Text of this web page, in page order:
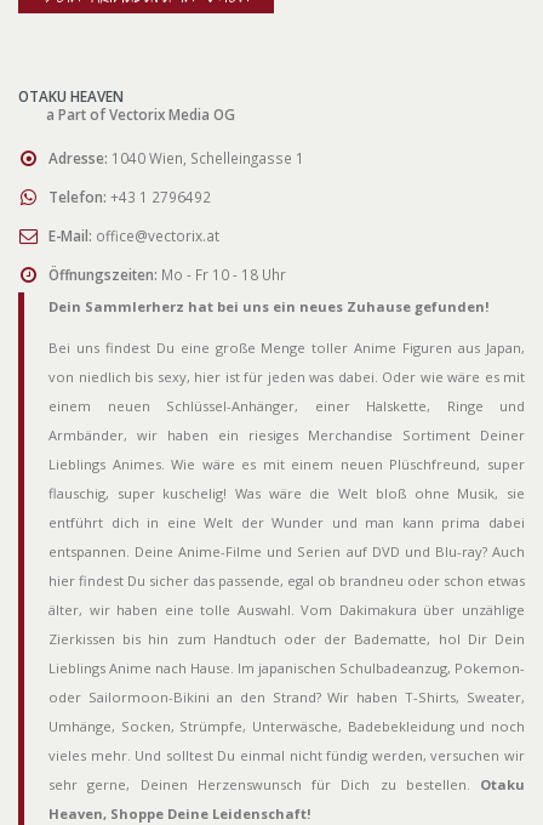
OTAKU HEAVEN
a Part of Vectorix Media OG
Adresse: 1040 Wien, Schelleingasse 1
Telefon: +43 1 2796492
E-Mail: office@vectorix.at
Öffnungszeiten: Mo - Fr 10 - 18 Uhr
Dein Sammlerherz hat bei uns ein neues Zuhause gefunden!
Bei uns findest Du eine große Menge toller Anime Figuren aus Japan,
von niedlich bis sexy, hier ist für jeden was dabei. Oder wie wäre es mit
einem neuen Schlüssel-Anhänger, einer Halskette, Ringe und
Armbänder, wir haben ein riesiges Merchandise Sortiment Deiner
Lieblings Animes. Wie wäre es mit einem neuen Plüschfreund, super
flauschig, super kuschelig! Was wäre die Welt bloß ohne Musik, sie
entführt dich in eine Welt der Wunder und man kann prima dabei
entspannen. Deine Anime-Filme und Serien auf DVD und Blu-ray? Auch
hier findest Du sicher das passende, egal ob brandneu oder schon etwas
älter, wir haben eine tolle Auswahl. Vom Dakimakura über unzählige
Zierkissen bis hin zum Handtuch oder der Badematte, hol Dir Dein
Lieblings Anime nach Hause. Im japanischen Schulbadeanzug, Pokemon-
oder Sailormoon-Bikini an den Strand? Wir haben T-Shirts, Sweater,
Umhänge, Socken, Strümpfe, Unterwäsche, Badebekleidung und noch
vieles mehr. Und solltest Du einmal nicht fündig werden, versuchen wir
sehr gerne, Deinen Herzenswunsch für Dich zu bestellen. Otaku
Heaven, Shoppe Deine Leidenschaft!